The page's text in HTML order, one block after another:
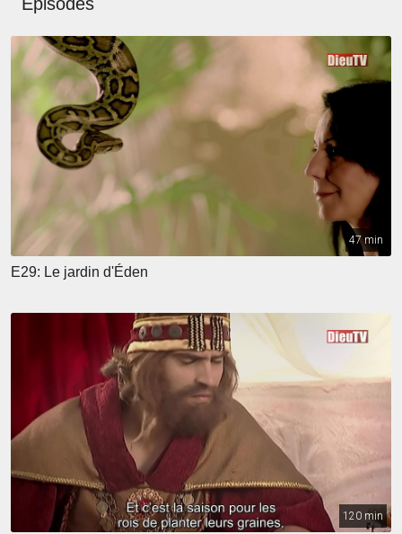
47 min
E29: Le jardin d'Éden
120 min